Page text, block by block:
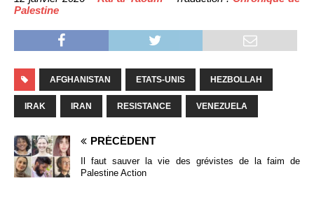
Palestine
AFGHANISTAN ETATS-UNIS HEZBOLLAH
IRAK IRAN RESISTANCE VENEZUELA
PRÉCÉDENT
Il faut sauver la vie des grévistes de la faim de
Palestine Action